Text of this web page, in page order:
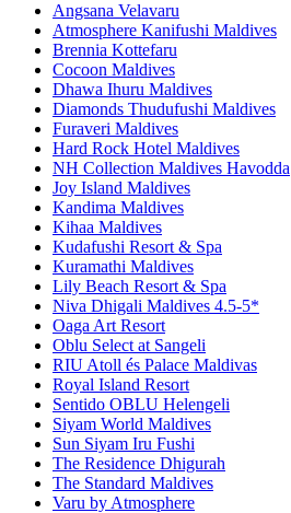
Angsana Velavaru
Atmosphere Kanifushi Maldives
Brennia Kottefaru
Cocoon Maldives
Dhawa Ihuru Maldives
Diamonds Thudufushi Maldives
Furaveri Maldives
Hard Rock Hotel Maldives
NH Collection Maldives Havodda
Joy Island Maldives
Kandima Maldives
Kihaa Maldives
Kudafushi Resort & Spa
Kuramathi Maldives
Lily Beach Resort & Spa
Niva Dhigali Maldives 4.5-5*
Oaga Art Resort
Oblu Select at Sangeli
RIU Atoll és Palace Maldivas
Royal Island Resort
Sentido OBLU Helengeli
Siyam World Maldives
Sun Siyam Iru Fushi
The Residence Dhigurah
The Standard Maldives
Varu by Atmosphere